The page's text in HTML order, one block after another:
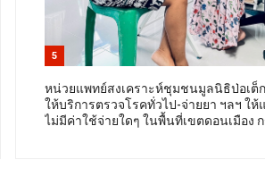
5
หน่วยแพทย์สงเคราะห์ชุมชนมูลนิธิป่อเต็
ให้บริการตรวจโรคทั่วไป-จ่ายยา ฯลฯ ใ
ไม่มีค่าใช้จ่ายใดๆ ในพื้นที่เขตดอนเมือง ก